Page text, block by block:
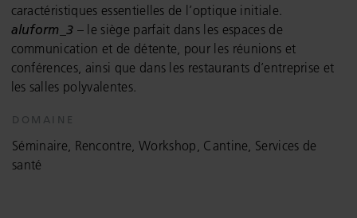
caractéristiques essentielles de l’optique initiale.
aluform_3 – le siège parfait dans les espaces de
communication et de détente, pour les réunions et
conférences, ainsi que dans les restaurants d’entreprise et
les salles polyvalentes.
DOMAINE
Séminaire, Rencontre, Workshop, Cantine, Services de
santé